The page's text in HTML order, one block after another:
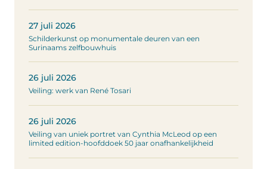
27 juli 2026
Schilderkunst op monumentale deuren van een
Surinaams zelfbouwhuis
26 juli 2026
Veiling: werk van René Tosari
26 juli 2026
Veiling van uniek portret van Cynthia McLeod op een
limited edition-hoofddoek 50 jaar onafhankelijkheid